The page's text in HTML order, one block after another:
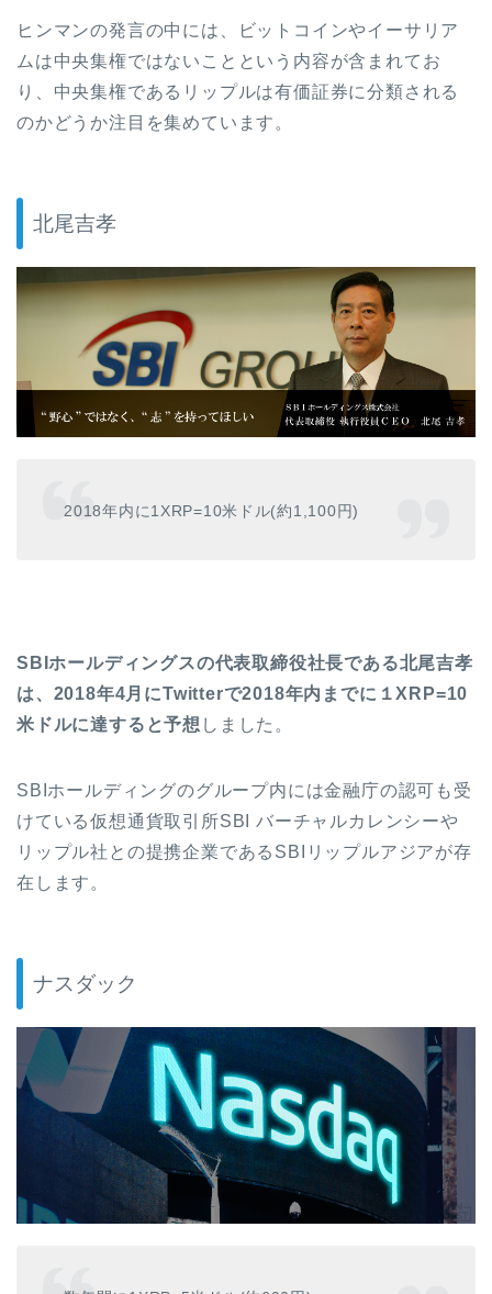
ヒンマンの発言の中には、ビットコインやイーサリア
ムは中央集権ではないことという内容が含まれてお
り、中央集権であるリップルは有価証券に分類される
のかどうか注目を集めています。
北尾吉孝
2018年内に1XRP=10米ドル(約1,100円)
SBIホールディングスの代表取締役社長である北尾吉孝
は、2018年4月にTwitterで2018年内までに１XRP=10
米ドルに達すると予想 しました。
SBI ホールディングのグループ内には金融庁の認可も受
けている仮想通貨取引所SBIバーチャルカレンシーや
リップル社との提携企業である SBI リップルアジアが存
在します。
ナスダック